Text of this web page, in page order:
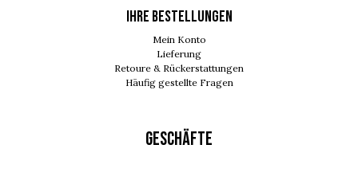
Ihre Bestellungen
Mein Konto
Lieferung
Retoure & Rückerstattungen
Häufig gestellte Fragen
GESCHÄFTE